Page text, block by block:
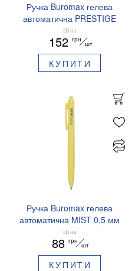
Ручка Buromax гелева
автоматична PRESTIGE
SILVER 0,5 мм сині
чорнила BM.83102
Ціна
152 грн
шт
КУПИТИ
Ручка Buromax гелева
автоматична MIST 0,5 мм
сині чорнила BM.83103
Ціна
88 грн
шт
КУПИТИ